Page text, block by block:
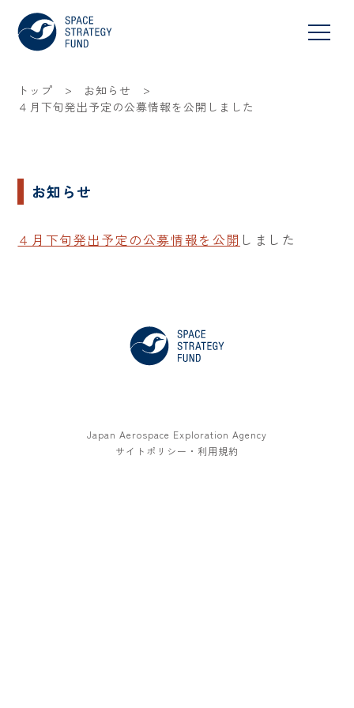
トップ > お知らせ
>
４月下旬発出予定の公募情報を公開しました
お知らせ
４月下旬発出予定の公募情報を公開 しました
Japan Aerospace Exploration Agency
サイトポリシー・利用規約